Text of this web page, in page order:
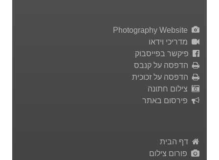
מדריכי וידאו
פיקשר בפייסבוק
הדפסה על קנבס
הדפסה על זכוכית
צילום חתונה
פירסום באתר
דף הבית
פורום צילום